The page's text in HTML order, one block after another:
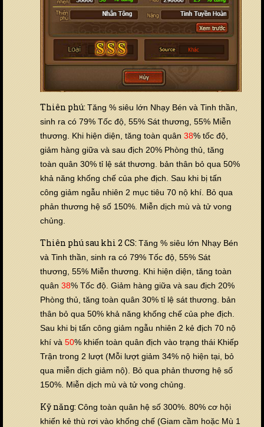
Thiên phú: Tăng % siêu lớn Nhạy Bén và Tinh thần,
sinh ra có 79% Tốc độ, 55% Sát thương, 55% Miễn
thương. Khi hiện diện, tăng toàn quân 38% tốc độ,
giảm hàng giữa và sau địch 20% Phòng thủ, tăng
toàn quân 30% tỉ lệ sát thương. bản thân bỏ qua 50%
khả năng khống chế của phe địch. Sau khi bị tấn
công giảm ngẫu nhiên 2 mục tiêu 70 nộ khí. Bỏ qua
phản thương hệ số 150%. Miễn dịch mù và tử vong
chủng.
Thiên phú sau khi 2 CS: Tăng % siêu lớn Nhạy Bén
và Tinh thần, sinh ra có 79% Tốc độ, 55% Sát
thương, 55% Miễn thương. Khi hiện diện, tăng toàn
quân 38% Tốc độ. Giảm hàng giữa và sau địch 20%
Phòng thủ, tăng toàn quân 30% tỉ lệ sát thương. bản
thân bỏ qua 50% khả năng khống chế của phe địch.
Sau khi bị tấn công giảm ngẫu nhiên 2 kẻ địch 70 nộ
khí và 50% khiến toàn quân địch vào trạng thái Khiếp
Trận trong 2 lượt (Mỗi lượt giảm 34% nộ hiện tại, bỏ
qua miễn dịch giảm nộ). Bỏ qua phản thương hệ số
150%. Miễn dịch mù và tử vong chủng.
Kỹ năng: Công toàn quân hệ số 300%. 80% cơ hội
khiến kẻ thù rơi vào khống chế (Giam cầm hoặc Mù 1